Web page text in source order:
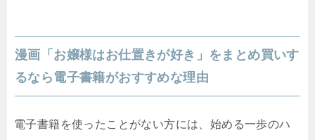
漫画「お嬢様はお仕置きが好き」をまとめ買いす
るなら電子書籍がおすすめな理由
電子書籍を使ったことがない方には、始める一歩のハ